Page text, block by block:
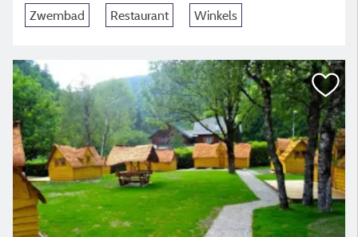
Zwembad Restaurant Winkels